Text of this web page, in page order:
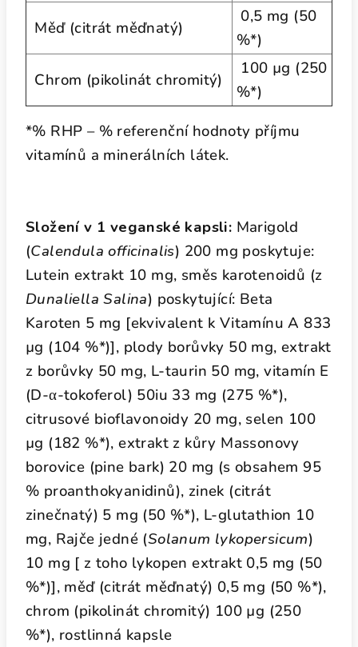
Měď (citrát měďnatý)
0,5 mg (50
%*)
Chrom (pikolinát chromitý)
100 µg (250
%*)
*% RHP – % referenční hodnoty příjmu
vitamínů a minerálních látek.
Složení v 1 veganské kapsli: Marigold
(Calendula officinalis) 200 mg poskytuje:
Lutein extrakt 10 mg, směs karotenoidů (z
Dunaliella Salina) poskytující: Beta
Karoten 5 mg [ekvivalent k Vitamínu A 833
µg (104 %*)], plody borůvky 50 mg, extrakt
z borůvky 50 mg, L-taurin 50 mg, vitamín E
(D-α-tokoferol) 50iu 33 mg (275 %*),
citrusové bioflavonoidy 20 mg, selen 100
µg (182 %*), extrakt z kůry Massonovy
borovice (pine bark) 20 mg (s obsahem 95
% proanthokyanidinů), zinek (citrát
zinečnatý) 5 mg (50 %*), L-glutathion 10
mg, Rajče jedné (Solanum lykopersicum)
10 mg [ z toho lykopen extrakt 0,5 mg (50
%*)], měď (citrát měďnatý) 0,5 mg (50 %*),
chrom (pikolinát chromitý) 100 µg (250
%*), rostlinná kapsle